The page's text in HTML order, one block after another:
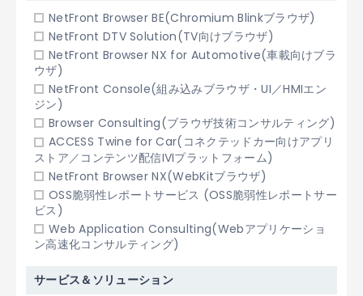
NetFront Browser BE(Chromium Blinkブラウザ)
NetFront DTV Solution(TV向けブラウザ)
NetFront Browser NX for Automotive(車載向けブラ
ウザ)
NetFront Console(組み込みブラウザ・UI／HMIエン
ジン)
Browser Consulting(ブラウザ技術コンサルティング)
ACCESS Twine for Car(コネクテッドカー向けアプリ
ストア／コンテンツ配信IVIプラットフォーム)
NetFront Browser NX(WebKitブラウザ)
OSS脆弱性レポートサービス (OSS脆弱性レポートサー
ビス)
Web Application Consulting(Webアプリケーショ
ン高速化コンサルティング)
サービス＆ソリューション